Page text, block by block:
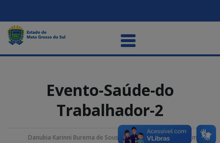
Evento-Saúde-do
Trabalhador-2
Danubia Karinni Burema de Sousa
26/maio/2026 1:14 pm